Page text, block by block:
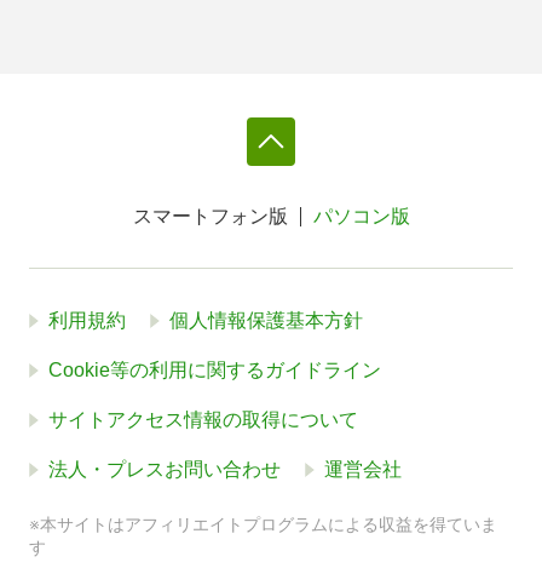
スマートフォン版 パソコン版
利用規約 個人情報保護基本方針
Cookie等の利用に関するガイドライン
サイトアクセス情報の取得について
法人・プレスお問い合わせ 運営会社
※本サイトはアフィリエイトプログラムによる収益を得ていま
す